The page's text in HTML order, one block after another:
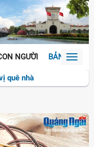
NGƯỜI BẢN SẮCToggle
quê nhà